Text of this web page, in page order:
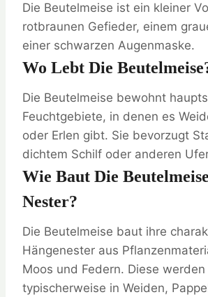
Die Beutelmeise ist ein kleiner
rotbraunen Gefieder, einem
einer schwarzen Augenmaske.
Wo Lebt Die
Die Beutelmeise bewohnt
Feuchtgebiete, in denen es
oder Erlen gibt. Sie bevorzugt
dichtem Schilf oder anderen
Wie Baut Die
Nester?
Die Beutelmeise baut ihre
Hängenester aus
Moos und Federn. Diese werden
typischerweise in Weiden,